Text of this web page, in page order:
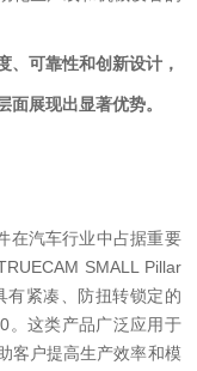
、可靠性和创新设计，
展现出显著优势。
在汽车行业中占据重要
SMALL Pillar
有紧凑、防扭转锁定的
。这类产品广泛应用于
客户提高生产效率和模